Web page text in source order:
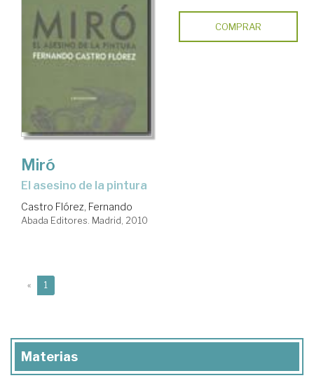
COMPRAR
Miró
el asesino de la pintura
Castro Flórez, Fernando
Abada Editores. Madrid, 2010
« 1
Materias